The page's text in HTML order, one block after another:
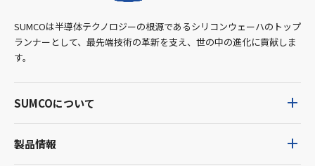
SUMCOは半導体テクノロジーの根源であるシリコンウェーハのトップ
ランナーとして、最先端技術の革新を支え、世の中の進化に貢献しま
す。
SUMCOについて
製品情報